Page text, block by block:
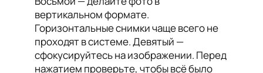
вертикальном формате.
Горизонтальные снимки чаще всего не
проходят в системе. Девятый —
сфокусируйтесь на изображении. Перед
нажатием проверьте, чтобы всё было